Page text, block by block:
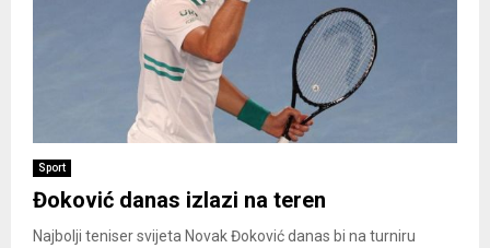
Sport
Đoković danas izlazi na teren
Najbolji teniser svijeta Novak Đoković danas bi na turniru